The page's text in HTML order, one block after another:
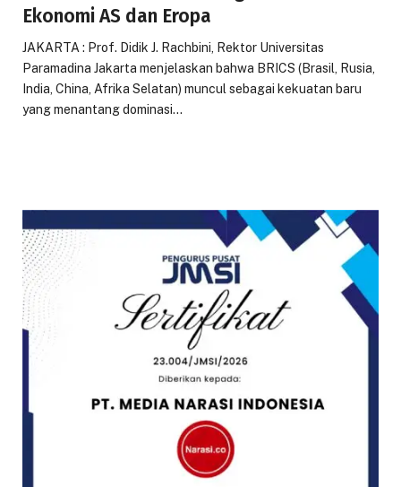
Ekonomi AS dan Eropa
JAKARTA : Prof. Didik J. Rachbini, Rektor Universitas
Paramadina Jakarta menjelaskan bahwa BRICS (Brasil, Rusia,
India, China, Afrika Selatan) muncul sebagai kekuatan baru
yang menantang dominasi…